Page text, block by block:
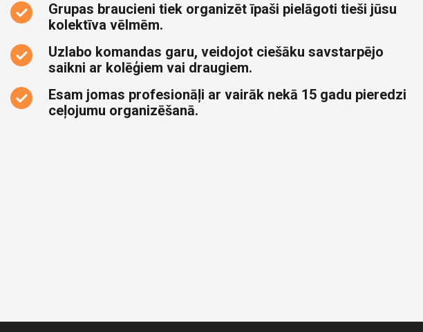
Grupas braucieni tiek organizēt īpaši pielāgoti tieši jūsu
kolektīva vēlmēm.
Uzlabo komandas garu, veidojot ciešāku savstarpējo
saikni ar kolēģiem vai draugiem.
Esam jomas profesionāļi ar vairāk nekā 15 gadu pieredzi
ceļojumu organizēšanā.